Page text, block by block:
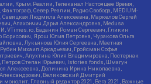
Крым.Реалии, Телеканал Настоящее Время,
Север.Реалии, Радио Свобода, MEDIUM-
Савицкая Людмила Алексеевна, Маркелов Сергей
Апахончич Дарья Александровна, Medusa
VTimes.io, Баданин Роман Сергеевич, Гликин
Ярош Юлия Петровна, Чуракова Ольга
Лукьянова Юлия Сергеевна, Маетная
Михаил Аркадьевич, Гройсман Софья
Апухтина Юлия Владимировна, Постернак
Петров Степан Юрьевич, Istories fonds, Шмагун
Алексеевна, Долинина Ирина Николаевна,
Великовский Дмитрий
Главный редактор 2021, Вега 2021, Важные